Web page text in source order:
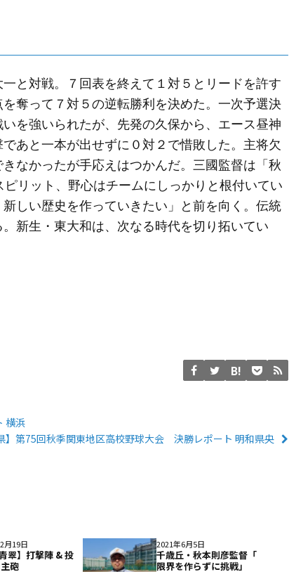
と対戦。７回表を終えて１対５とリードを許す
奪って７対５の逆転勝利を決めた。一次予選決
を強いられたが、先発の久保から、エース昼神
あと一本が出せずに０対２で惜敗した。主将欠
なかったが手応えはつかんだ。三國監督は「秋
リット、野心はチームにしっかりと根付いてい
しい歴史を作っていきたい」と前を向く。伝統
新生・東大和は、次なる時代を切り拓いてい
横浜
】第75回秋季関東地区高校野球大会 決勝レポート 明和県央
月19日
青翠】打撃陣 & 投
砲
2021年6月5日
千歳丘・秋本則彦監督「
限界を作らずに挑戦」